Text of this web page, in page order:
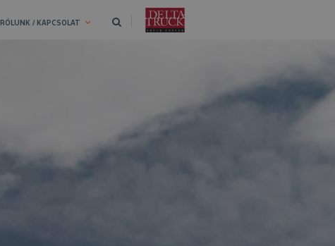
RÓLUNK / KAPCSOLAT